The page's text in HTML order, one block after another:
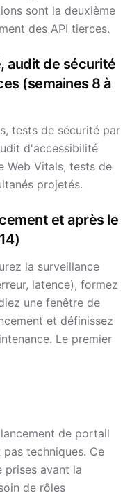
sont la deuxième
des API tierces.
audit de sécurité
(semaines 8 à
tests de sécurité par
d'accessibilité
Web Vitals, tests de
projetés.
et après le
la surveillance
latence), formez
une fenêtre de
et définissez
Le premier
de portail
techniques. Ce
prises avant la
de rôles